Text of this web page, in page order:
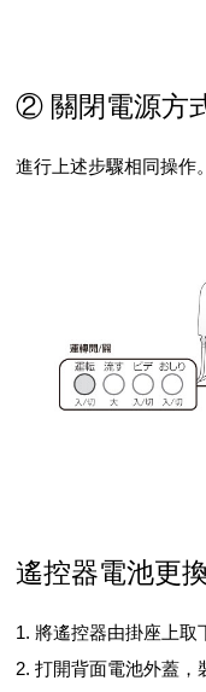
② 關閉電源方
進行上述步驟相同操作
遙控器電池更
1. 將遙控器由掛座上取
2. 打開背面電池外蓋，